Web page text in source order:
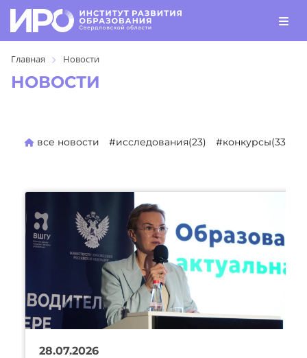
Главная Новости
НОВОСТИ
все новости #исследования(23) #конкурсы(330)
28.07.2026